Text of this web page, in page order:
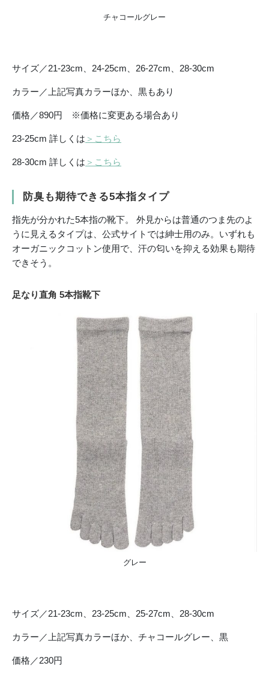
チャコールグレー
サイズ／21-23cm、24-25cm、26-27cm、28-30cm
カラー／上記写真カラーほか、黒もあり
価格／890円 ※価格に変更ある場合あり
23-25cm 詳しくは ＞こちら
28-30cm 詳しくは ＞こちら
防臭も期待できる5本指タイプ
指先が分かれた5本指の靴下。 外見からは普通のつま先のよ
うに見えるタイプは、公式サイトでは紳士用のみ。いずれも
オーガニックコットン使用で、汗の匂いを抑える効果も期待
できそう。
足なり直角 5本指靴下
グレー
サイズ／21-23cm、23-25cm、25-27cm、28-30cm
カラー／上記写真カラーほか、チャコールグレー、黒
価格／230円